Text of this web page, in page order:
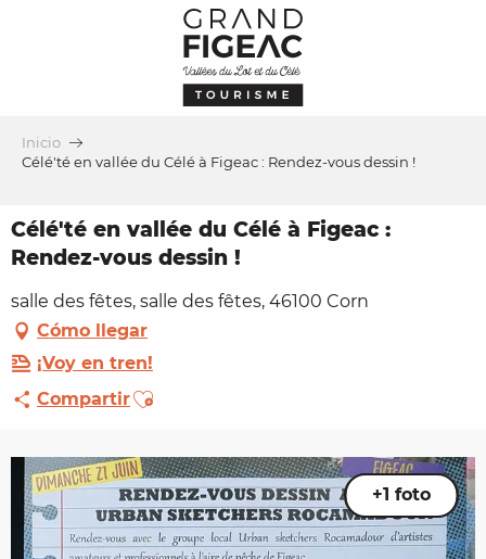
Inicio
Célé'té en vallée du Célé à Figeac : Rendez-vous dessin !
Célé'té en vallée du Célé à Figeac :
Rendez-vous dessin !
salle des fêtes, salle des fêtes, 46100 Corn
Cómo llegar
¡Voy en tren!
CompartirAjouter aux favoris
+1 foto